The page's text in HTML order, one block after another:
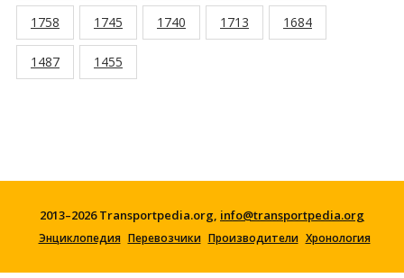
1758 1745 1740 1713 1684
1487 1455
2013–2026 Transportpedia.org, info@transportpedia.org
Энциклопедия Перевозчики Производители Хронология